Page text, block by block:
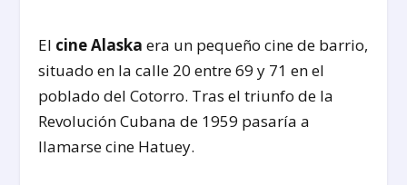
El cine Alaska era un pequeño cine de barrio,
situado en la calle 20 entre 69 y 71 en el
poblado del Cotorro. Tras el triunfo de la
Revolución Cubana de 1959 pasaría a
llamarse cine Hatuey.